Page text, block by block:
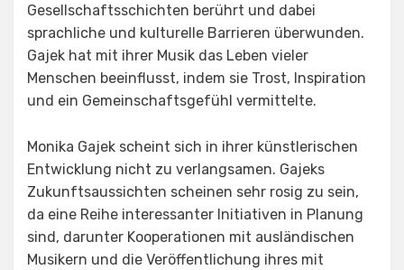
Gesellschaftsschichten berührt und dabei
sprachliche und kulturelle Barrieren überwunden.
Gajek hat mit ihrer Musik das Leben vieler
Menschen beeinflusst, indem sie Trost, Inspiration
und ein Gemeinschaftsgefühl vermittelte.
Monika Gajek scheint sich in ihrer künstlerischen
Entwicklung nicht zu verlangsamen. Gajeks
Zukunftsaussichten scheinen sehr rosig zu sein,
da eine Reihe interessanter Initiativen in Planung
sind, darunter Kooperationen mit ausländischen
Musikern und die Veröffentlichung ihres mit